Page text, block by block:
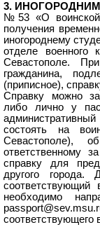
3.
№53 «О воинской
получения
иногороднему
отделе военного
Севастополе.
гражданина,
(приписное),
Справку можно
либо лично у
состоять на
Севастополе),
ответственному
справку для
другого
соответствующий
необходимо
соответствующего